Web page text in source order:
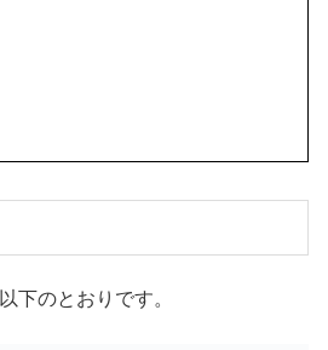
下のとおりです。